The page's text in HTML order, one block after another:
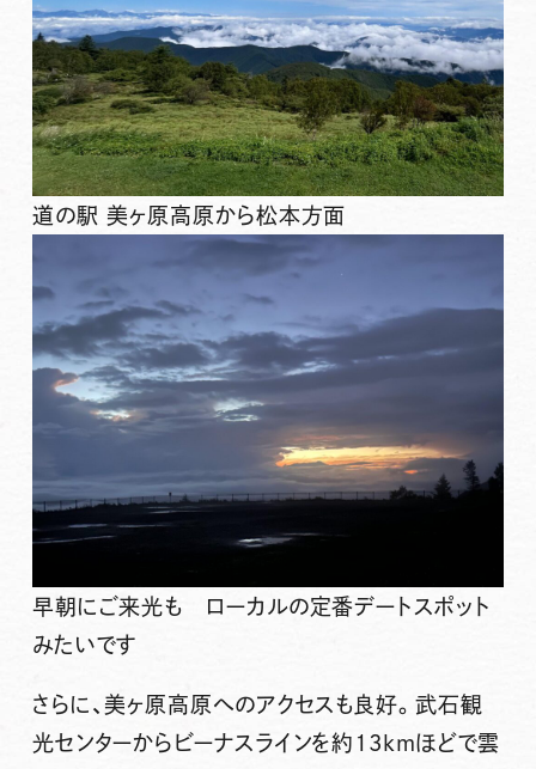
道の駅 美ヶ原高原から松本方面
早朝にご来光も ローカルの定番デートスポット
みたいです
さらに、美ヶ原高原へのアクセスも良好。武石観
光センターからビーナスラインを約13kmほどで雲